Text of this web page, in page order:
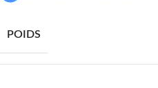
POIDS